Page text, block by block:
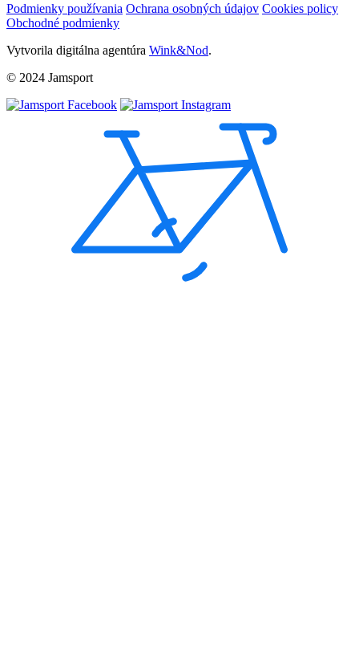
Podmienky používania Ochrana osobných údajov Cookies policy
Obchodné podmienky
Vytvorila digitálna agentúra Wink&Nod.
© 2024 Jamsport